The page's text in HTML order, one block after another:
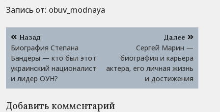
Запись от: obuv_modnaya
Навигация
по
записям
Назад
Биография Степана
Бандеры — кто был этот
украинский националист
и лидер ОУН?
Далее
Сергей Марин —
биография и карьера
актера, его личная жизнь
и достижения
Добавить комментарий